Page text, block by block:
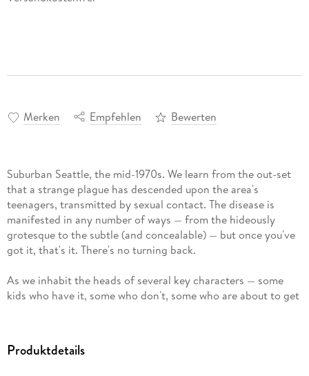
Merken Empfehlen Bewerten
Suburban Seattle, the mid-1970s. We learn from the out-set
that a strange plague has descended upon the area's
teenagers, transmitted by sexual contact. The disease is
manifested in any number of ways — from the hideously
grotesque to the subtle (and concealable) — but once you've
got it, that's it. There's no turning back.
As we inhabit the heads of several key characters — some
kids who have it, some who don't, some who are about to get
eerie portrait of the nature of high school alienation itself —
Produktdetails